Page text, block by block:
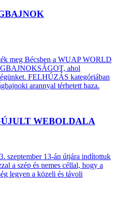
meg Bécsben a WUAP WORLD
ahol
FELHÚZÁS kategóriában
arannyal térhetett haza.
WEBOLDALA
szeptember 13-án útjára indítottuk
a szép és nemes céllal, hogy a
legyen a közeli és távoli